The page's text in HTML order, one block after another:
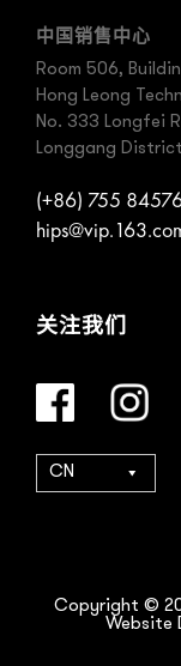
中国销售中心
Room 506,
Hong Leong
No. 333 Longfei
Longgang
(+86) 755
关注我们
CN
Copyright ©
Website